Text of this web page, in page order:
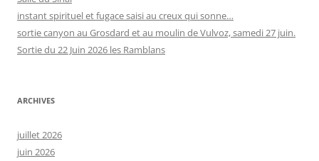
instant spirituel et fugace saisi au creux qui sonne…
sortie canyon au Grosdard et au moulin de Vulvoz, samedi 27 juin.
Sortie du 22 Juin 2026 les Ramblans
ARCHIVES
juillet 2026
juin 2026